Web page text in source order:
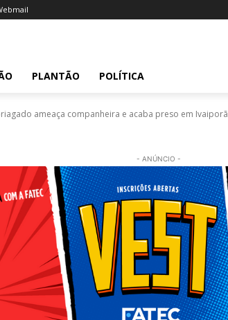
PLANTÃO POLÍTICA
ameaça companheira e acaba preso em Ivaiporã
- ANÚNCIO -